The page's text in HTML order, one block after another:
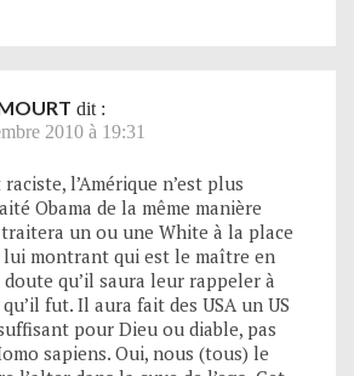
dit :
2010 à 19:31
l’Amérique n’est plus
Obama de la même manière
un ou une White à la place
lui montrant qui est le maître en
qu’il saura leur rappeler à
fut. Il aura fait des USA un US
pour Dieu ou diable, pas
sapiens. Oui, nous (tous) le